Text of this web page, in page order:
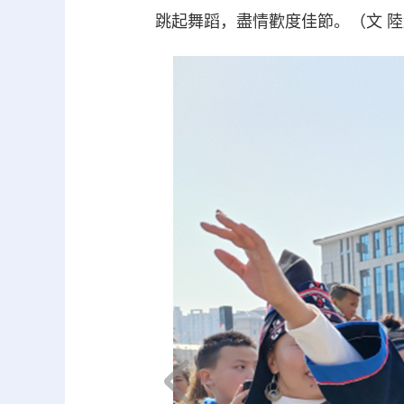
跳起舞蹈，盡情歡度佳節。（文
下一页